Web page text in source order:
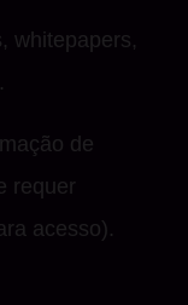
whitepapers,
de
requer
acesso).